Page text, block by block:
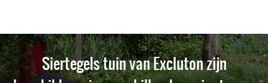
Siertegels tuin van Excluton zijn